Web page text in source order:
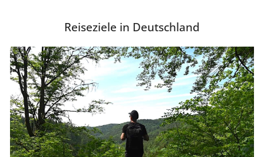
Reiseziele in Deutschland